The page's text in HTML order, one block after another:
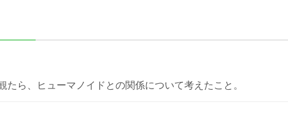
ら、ヒューマノイドとの関係について考えたこと。